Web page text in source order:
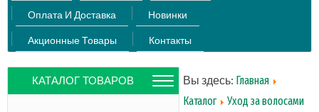
Оплата И Доставка Новинки
Акционные Товары Контакты
КАТАЛОГ ТОВАРОВ Вы здесь: Главная
Каталог
Уход за волосами